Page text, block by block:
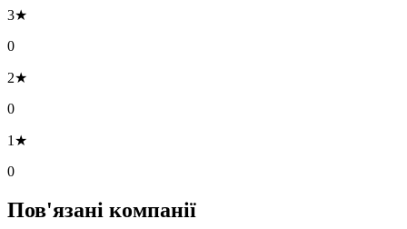
3★
0
2★
0
1★
0
Пов'язані компанії